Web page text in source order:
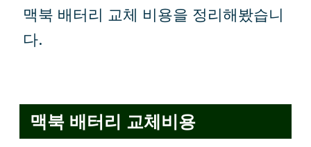
맥북 배터리 교체 비용을 정리해봤습니
다.
맥북 배터리 교체비용